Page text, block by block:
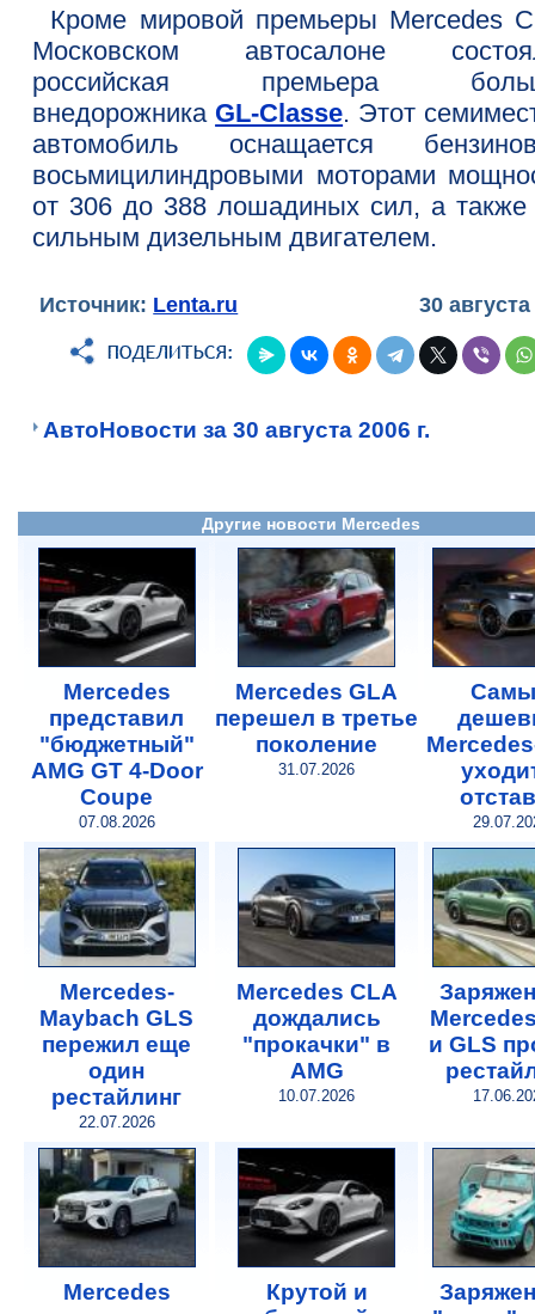
Кроме мировой премьеры Mercedes
Московском автосалоне
российская премьера
внедорожника GL-Classe. Этот
автомобиль оснащается
восьмицилиндровыми моторами
от 306 до 388 лошадиных сил, а также
сильным дизельным двигателем.
Источник: Lenta.ru 30
АвтоНовости за 30 августа 2006 г.
Другие новости Mercedes
Mercedes
представил
"бюджетный"
AMG GT 4-Door
Coupe
07.08.2026
Mercedes GLA
перешел в третье
поколение
31.07.2026
Mercedes-
Maybach GLS
пережил еще
один
рестайлинг
22.07.2026
Mercedes CLA
дождались
"прокачки" в
AMG
10.07.2026
и GLS
Mercedes
Крутой и